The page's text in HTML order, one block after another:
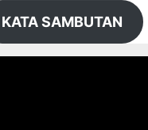
KATA SAMBUTAN